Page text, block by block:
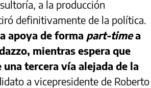
a la producción
definitivamente de la política.
apoya de forma part-timea
mientras espera que
tercera vía alejada de la
a vicepresidente de Roberto